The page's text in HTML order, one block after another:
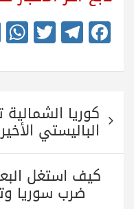
Fa
ce
bo
ok
Te
le
gr
a
m
T
wi
tte
r تصفّح
المقالات
كوريا
الباليستي الأخير
كيف استغل
ضرب سوريا